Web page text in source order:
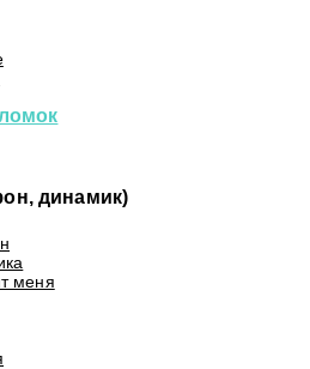
динамик)
меня